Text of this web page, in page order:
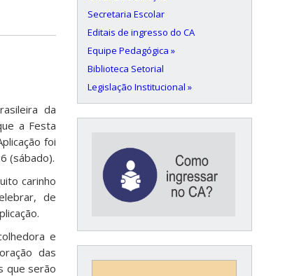
da
a Festa
foi
(sábado).
carinho
de
e
das
que serão
Secretaria Escolar
Editais de ingresso do CA
Equipe Pedagógica »
Biblioteca Setorial
Legislação Institucional »